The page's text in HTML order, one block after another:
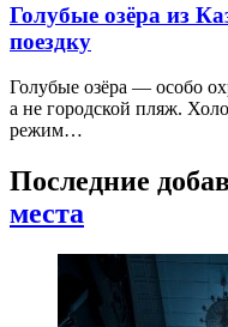
Голубые озёра из
поездку
Голубые озёра — особо
а не городской пляж.
режим…
Последние
места